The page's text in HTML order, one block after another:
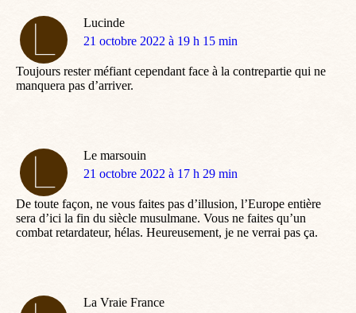
Lucinde
dit
21 octobre 2022 à 19 h 15 min
Toujours rester méfiant cependant face à la contrepartie qui ne
manquera pas d’arriver.
Le marsouin
dit
21 octobre 2022 à 17 h 29 min
De toute façon, ne vous faites pas d’illusion, l’Europe entière
sera d’ici la fin du siècle musulmane. Vous ne faites qu’un
combat retardateur, hélas. Heureusement, je ne verrai pas ça.
La Vraie France